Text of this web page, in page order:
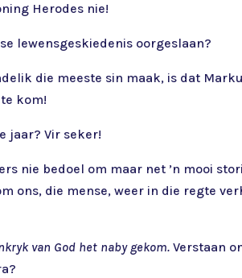
Herodes nie!
lewensgeskiedenis oorgeslaan?
die meeste sin maak, is dat
kom!
jaar? Vir seker!
nie bedoel om maar net ’n mooi
ons, die mense, weer in die regte
van God het naby gekom. Verstaan